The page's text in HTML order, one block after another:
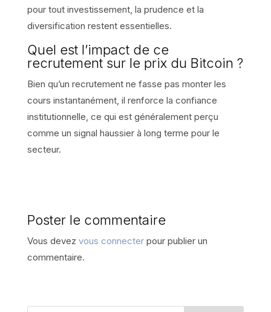
pour tout investissement, la prudence et la
diversification restent essentielles.
Quel est l’impact de ce
recrutement sur le prix du Bitcoin ?
Bien qu’un recrutement ne fasse pas monter les
cours instantanément, il renforce la confiance
institutionnelle, ce qui est généralement perçu
comme un signal haussier à long terme pour le
secteur.
Poster le commentaire
Vous devez vous connecterpour publier un
commentaire.